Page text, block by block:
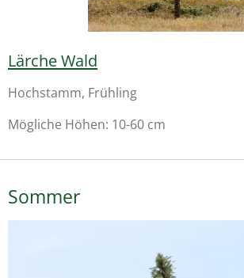
Lärche Wald
Hochstamm, Frühling
Mögliche Höhen: 10-60 cm
Sommer